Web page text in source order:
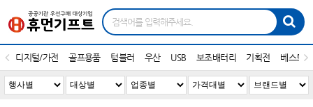
디지털/가전 골프용품 텀블러 우산 USB 보조배터리 기획전 베스트